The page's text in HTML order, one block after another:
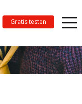
Gratis testen